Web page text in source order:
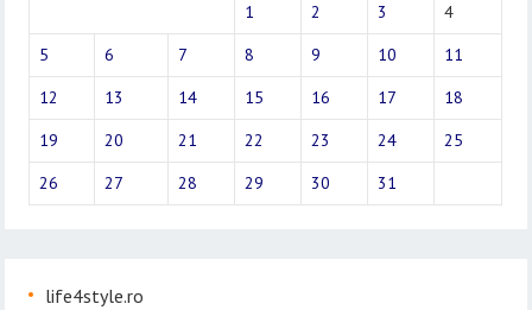
1
2 3
4
5
6 7 8 9 10
11
12
13 14 15 16 17
18
19
20 21 22 23 24
25
26
27 28 29 30 31
life4style.ro